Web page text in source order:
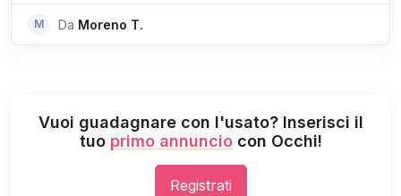
M Da Moreno T.
Vuoi guadagnare con l'usato? Inserisci il
tuo primo annunciocon Occhi!
Registrati